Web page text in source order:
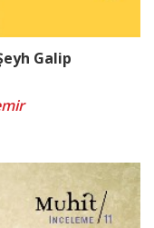
Galip